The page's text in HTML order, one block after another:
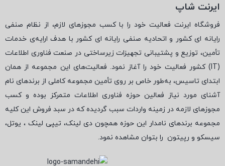
ایرنت شاپ
فروشگاه ایرنت فعالیت خود را با کسب مجوزهای لازم، از نظام صنفی
رایانه ای کشور و اتحادیه صنفی رایانه ای کشور با هدف ارایه‌ی خدمات
تأمین، توزیع و پشتیبانی تجهیزات زیرساختی در صنعت فناوری اطلاعات
(
IT) کشور فعالیت خود را آغاز نمود. فعالیت‌های این مجموعه از همان
ابتدای تاسیس، به‌طور خاص بر روی تأمین مجموعه کاملی از برندهای نام
آشنای مورد نیاز فعالین حوزه فناوری اطلاعات متمرکز بوده و کسب
مجوزهای لازمه در زمینه واردات سبب گردیده که در سبد فروش این کلیه
مجموعه برندهای نامدار این حوزه همچون دی لینک، تیپی لینک ، یوتل،
سیسکو و رپیتون را بتوان مشاهده نمود.